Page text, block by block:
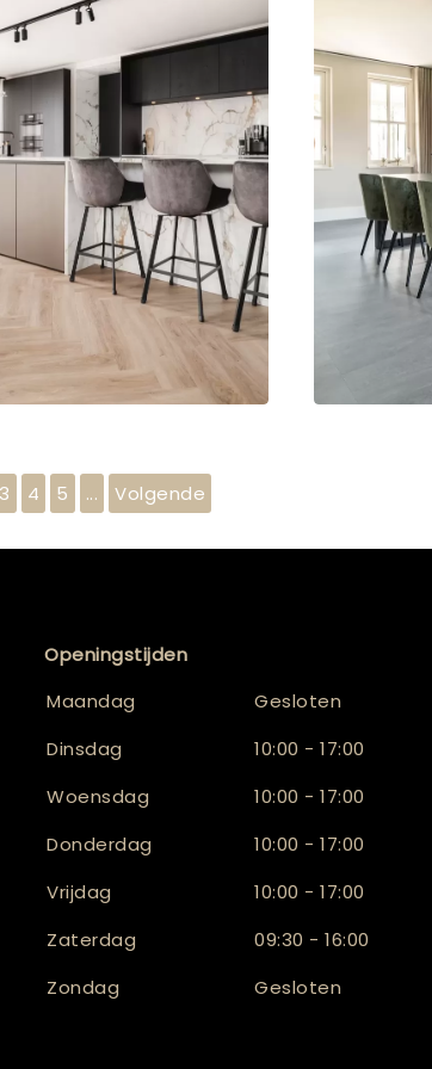
3 4 5 ... Volgende
Openingstijden
Maandag
Gesloten
Dinsdag
10:00 - 17:00
Woensdag
10:00 - 17:00
Donderdag
10:00 - 17:00
Vrijdag
10:00 - 17:00
Zaterdag
09:30 - 16:00
Zondag
Gesloten